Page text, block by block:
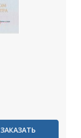
ЗАКАЗАТЬ